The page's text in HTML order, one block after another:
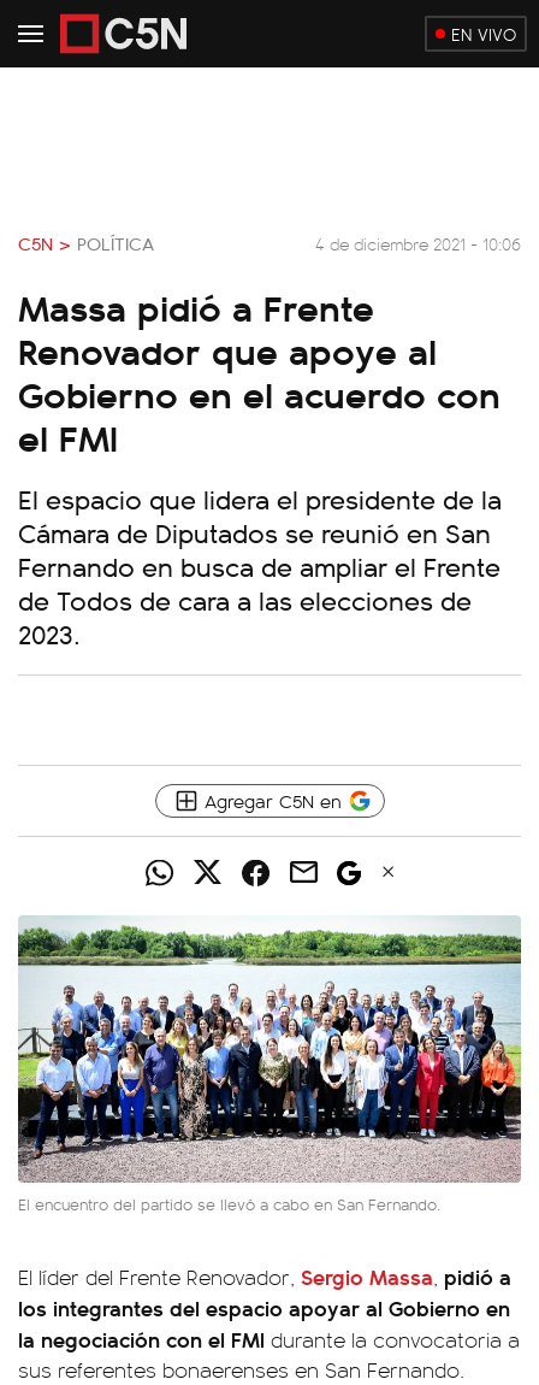
EN VIVO
C5N > POLÍTICA 4 de diciembre 2021 - 10:06
Massa pidió a Frente
Renovador que apoye al
Gobierno en el acuerdo con
el FMI
El espacio que lidera el presidente de la
Cámara de Diputados se reunió en San
Fernando en busca de ampliar el Frente
de Todos de cara a las elecciones de
2023.
Agregar C5N en
El encuentro del partido se llevó a cabo en San Fernando.
El líder del Frente Renovador, Sergio Massa pidió a
los integrantes del espacio apoyar al Gobierno en
la negociación con el FMI durante la convocatoria a
sus referentes bonaerenses en San Fernando.